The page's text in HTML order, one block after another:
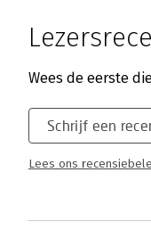
Wees de eerste
Schrijf een
Lees ons